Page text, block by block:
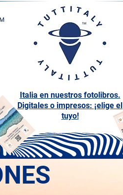
Italia en nuestros fotolibros.
Digitales o impresos: ¡elige el
tuyo!